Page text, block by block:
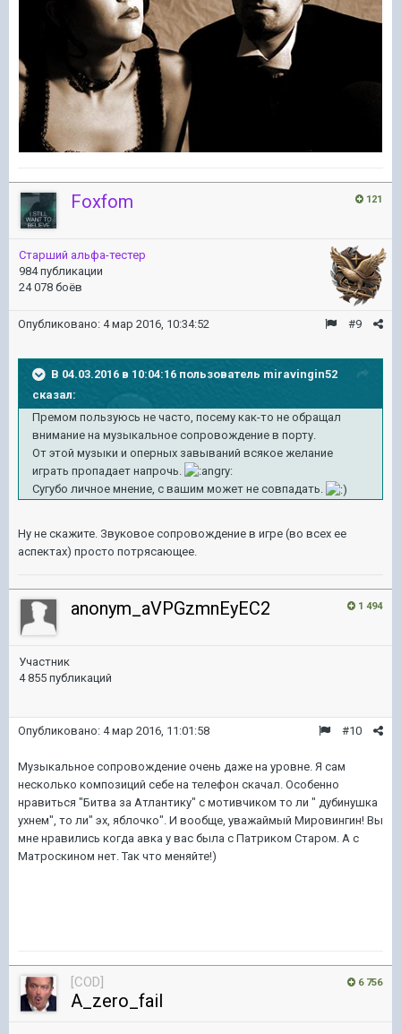
121
Foxfom
Старший альфа-тестер
984 публикации
24 078 боёв
#9
Опубликовано: 4 мар 2016, 10:34:52
В 04.03.2016 в 10:04:16 пользователь miravingin52
сказал:
Премом пользуюсь не часто, посему как-то не обращал
внимание на музыкальное сопровождение в порту.
От этой музыки и оперных завываний всякое желание
играть пропадает напрочь.
Сугубо личное мнение, с вашим может не совпадать.
Ну не скажите. Звуковое сопровождение в игре (во всех ее
аспектах) просто потрясающее.
1 494
anonym_aVPGzmnEyEC2
Участник
4 855 публикаций
#10
Опубликовано: 4 мар 2016, 11:01:58
Музыкальное сопровождение очень даже на уровне. Я сам
несколько композиций себе на телефон скачал. Особенно
нравиться "Битва за Атлантику" с мотивчиком то ли " дубинушка
ухнем", то ли" эх, яблочко". И вообще, уважаймый Мировингин! Вы
мне нравились когда авка у вас была с Патриком Старом. А с
Матроскином нет. Так что меняйте!)
6 756
[COD]
A_zero_fail